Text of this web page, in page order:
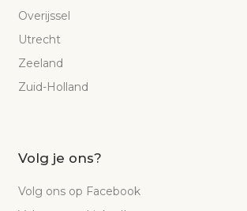
Overijssel
Utrecht
Zeeland
Zuid-Holland
Volg je ons?
Volg ons op Facebook